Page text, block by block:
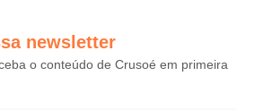
newsletter
o conteúdo de Crusoé em primeira